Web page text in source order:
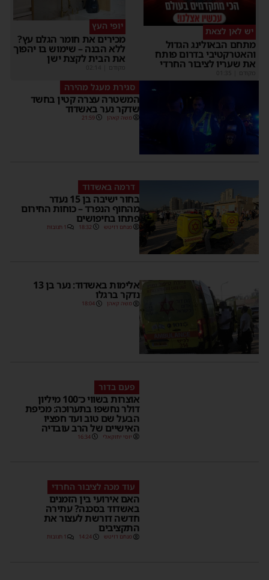
יש לאן לצאת
מתחם הבאולינג הגדול
והאטרקטיבי בדרום פותח
את שעריו לציבור החרדי
מקודם
יופי העץ
מכירים את חומר הגלם עץ?
ללא הבנה – שימוש בו יהפוך
את הבית לקצת ישן
מקודם
סגירת מעגל מהירה
המשטרה עצרה קטין בחשד
שדקר נער באשדוד
משה קאהן 21:59
דרמה באשדוד
בחור ישיבה בן 15 נעדר
מהחוף הנפרד – כוחות החירום
פתחו בחיפושים
מנחם דויטש 18:32 1 תגובות
אלימות באשדוד: נער בן 13
נדקר ברגלו
משה קאהן 18:04
פעם בדור
אוצרות בשווי כ־100 מיליון
דולר נחשפו בתערוכה: מכיפת
הבעל שם טוב ועד חפציו
האישיים של הרב עובדיה
יוסי יחזקאלי 16:34
עוד מכה לציבור החרדי
האם אירועי בין הזמנים
באשדוד בסכנה? עתירה
חדשה דורשת לעצור את
התקציבים
מנחם דויטש 14:24 1 תגובות